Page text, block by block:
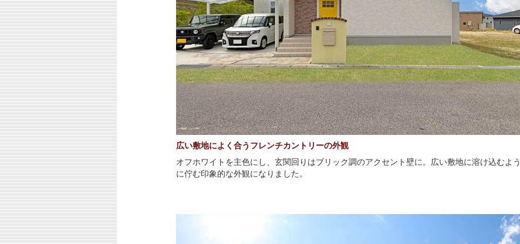
広い敷地によく合うフレンチカントリーの外観
オフホワイトを主色にし、玄関回りはブリック調のアクセント壁に。広い敷地に溶け込むよう
に佇む印象的な外観になりました。